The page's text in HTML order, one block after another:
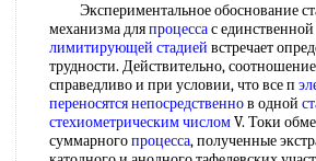
Экспериментальное обоснование
механизма дляпроцессас единственной
лимитирующей стадией встречает
трудности. Действительно,
справедливо и при условии, что все п
переносятся непосредственнов одной
стехиометрическим числомV. Токи
суммарногопроцесса, полученные